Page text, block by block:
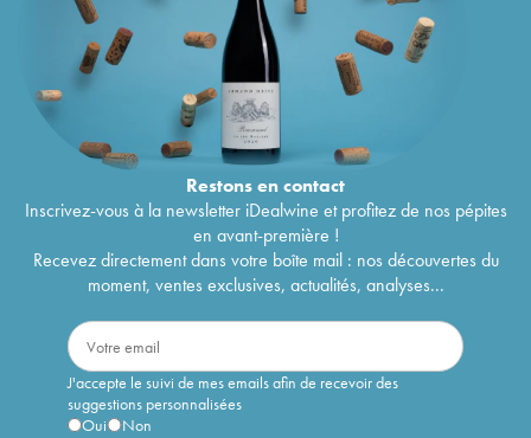
Restons encontact
Inscrivez-vous à la newsletter iDealwine et profitez de nos pépites
en avant-première !
Recevez directement dans votre boîte mail : nos découvertes du
moment, ventes exclusives, actualités, analyses...
J'accepte le suivi de mes emails afin de recevoir des
suggestions personnalisées
Oui
Non